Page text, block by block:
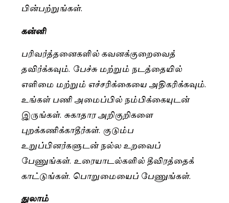
பின்பற்றுங்கள்.
கன்னி
பரிவர்த்தனைகளில் கவனக்குறைவைத்
தவிர்க்கவும். பேச்சு மற்றும் நடத்தையில்
எளிமை மற்றும் எச்சரிக்கையை அதிகரிக்கவும்.
உங்கள் பணி அமைப்பில் நம்பிக்கையுடன்
இருங்கள். சுகாதார அறிகுறிகளை
புறக்கணிக்காதீர்கள். குடும்ப
உறுப்பினர்களுடன் நல்ல உறவைப்
பேணுங்கள். உரையாடல்களில் தீவிரத்தைக்
காட்டுங்கள். பொறுமையைப் பேணுங்கள்.
துலாம்